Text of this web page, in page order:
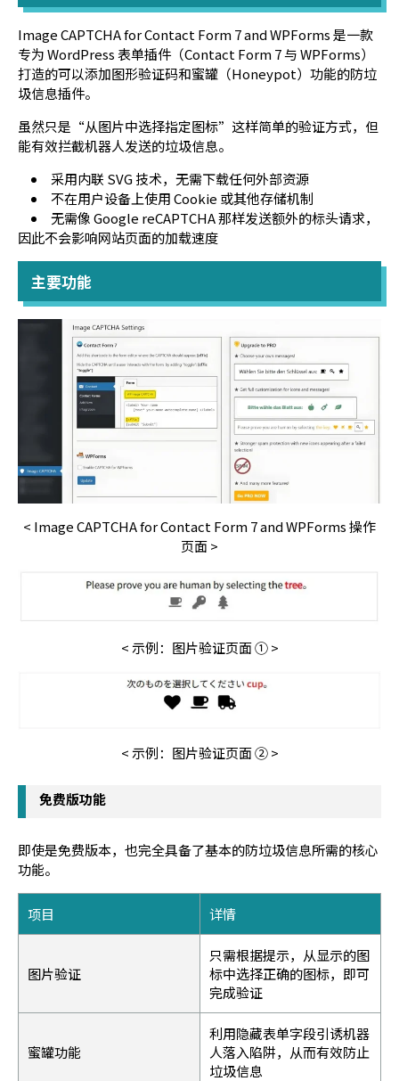
Image CAPTCHA for Contact Form 7 and WPForms 是一款
专为 WordPress 表单插件（Contact Form 7 与 WPForms）
打造的可以添加图形验证码和蜜罐（Honeypot）功能的防垃
圾信息插件。
虽然只是“从图片中选择指定图标”这样简单的验证方式，但
能有效拦截机器人发送的垃圾信息。
采用内联 SVG 技术，无需下载任何外部资源
不在用户设备上使用 Cookie 或其他存储机制
无需像 Google reCAPTCHA 那样发送额外的标头请求，
因此不会影响网站页面的加载速度
主要功能
< Image CAPTCHA for Contact Form 7 and WPForms 操作
页面 >
< 示例：图片验证页面 ① >
< 示例：图片验证页面 ② >
免费版功能
即使是免费版本，也完全具备了基本的防垃圾信息所需的核心
功能。
项目 详情
图片验证
只需根据提示，从显示的图
标中选择正确的图标，即可
完成验证
蜜罐功能
利用隐藏表单字段引诱机器
人落入陷阱，从而有效防止
垃圾信息